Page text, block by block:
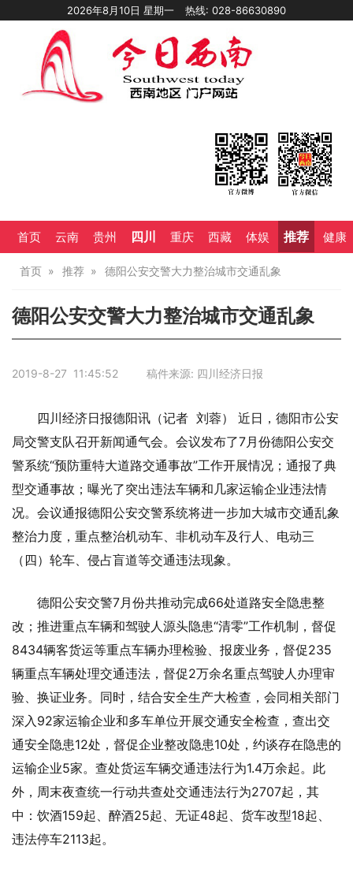
2026年8月10日 星期一 热线: 028-86630890
首页 云南 贵州 四川 重庆 西藏 体娱 推荐 健康
首页 推荐 德阳公安交警大力整治城市交通乱象
德阳公安交警大力整治城市交通乱象
2019-8-27 11:45:52 稿件来源: 四川经济日报
四川经济日报德阳讯（记者 刘蓉） 近日，德阳市公安
局交警支队召开新闻通气会。会议发布了7月份德阳公安交
警系统“预防重特大道路交通事故”工作开展情况；通报了典
型交通事故；曝光了突出违法车辆和几家运输企业违法情
况。会议通报德阳公安交警系统将进一步加大城市交通乱象
整治力度，重点整治机动车、非机动车及行人、电动三
（四）轮车、侵占盲道等交通违法现象。
德阳公安交警7月份共推动完成66处道路安全隐患整
改；推进重点车辆和驾驶人源头隐患“清零”工作机制，督促
8434辆客货运等重点车辆办理检验、报废业务，督促235
辆重点车辆处理交通违法，督促2万余名重点驾驶人办理审
验、换证业务。同时，结合安全生产大检查，会同相关部门
深入92家运输企业和多车单位开展交通安全检查，查出交
通安全隐患12处，督促企业整改隐患10处，约谈存在隐患的
运输企业5家。查处货运车辆交通违法行为1.4万余起。此
外，周末夜查统一行动共查处交通违法行为2707起，其
中：饮酒159起、醉酒25起、无证48起、货车改型18起、
违法停车2113起。